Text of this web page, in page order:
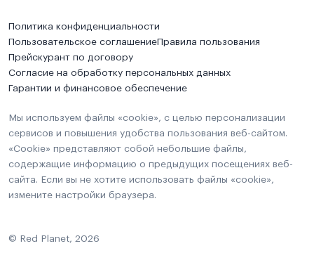
Политика конфиденциальности
Пользовательское соглашениеПравила пользования
Прейскурант по договору
Согласие на обработку персональных данных
Гарантии и финансовое обеспечение
Мы используем файлы «cookie», с целью персонализации
сервисов и повышения удобства пользования веб-сайтом.
«Cookie» представляют собой небольшие файлы,
содержащие информацию о предыдущих посещениях веб-
сайта. Если вы не хотите использовать файлы «cookie»,
измените настройки браузера.
© Red Planet, 2026